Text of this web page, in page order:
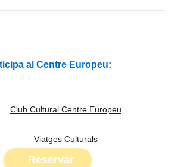
Reservar
al Centre Europeu:
Club Cultural Centre Europeu
Viatges Culturals